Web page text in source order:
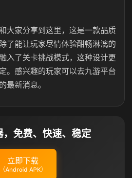
大家分享到这里，这是一款品质
了能让玩家尽情体验酣畅淋漓的
入了关卡挑战模式，这种设计更
。感兴趣的玩家可以去九游平台
最新消息。
，免费、快速、稳定
立即下载
（Android APK）